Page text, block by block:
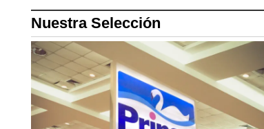
Nuestra Selección